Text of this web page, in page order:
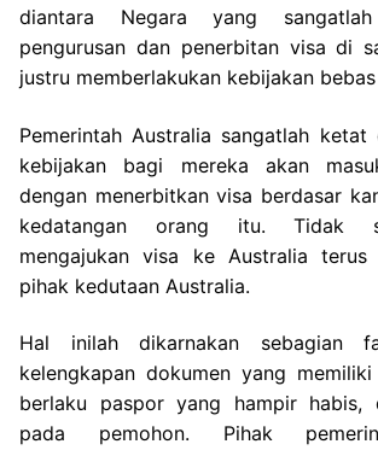
diantara Negara yang
pengurusan dan penerbitan visa di
justru memberlakukan kebijakan
Pemerintah Australia sangatlah ketat
kebijakan bagi mereka akan
dengan menerbitkan visa berdasar
kedatangan orang itu. Tidak
mengajukan visa ke Australia
pihak kedutaan Australia.
Hal inilah dikarnakan sebagian
kelengkapan dokumen yang memiliki
berlaku paspor yang hampir habis,
pada pemohon. Pihak